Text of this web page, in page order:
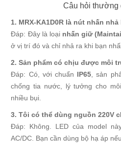
Câu hỏi thường
1. MRX-KA1D0R là nút nhấn
Đáp: Đây là loại nhấn giữ
ở vị trí đó và chỉ nhả ra khi bạn
2. Sản phẩm có chịu được môi
Đáp: Có, với chuẩn IP65 , sản
chống tia nước, lý tưởng cho
nhiều bụi.
3. Tôi có thể dùng nguồn 220V
Đáp: Không. LED của model
AC/DC. Bạn cần dùng bộ hạ áp